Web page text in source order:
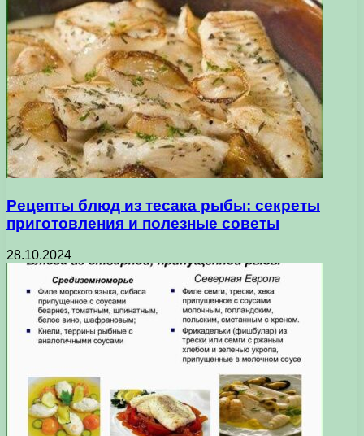
Рецепты блюд из тесака рыбы: секреты
приготовления и полезные советы
28.10.2024